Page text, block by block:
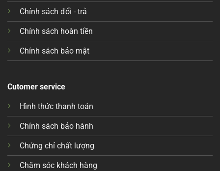
Chính sách đổi - trả
Chính sách hoàn tiền
Chính sách bảo mật
Cutomer service
Hình thức thanh toán
Chính sách bảo hành
Chứng chỉ chất lượng
Chăm sóc khách hàng